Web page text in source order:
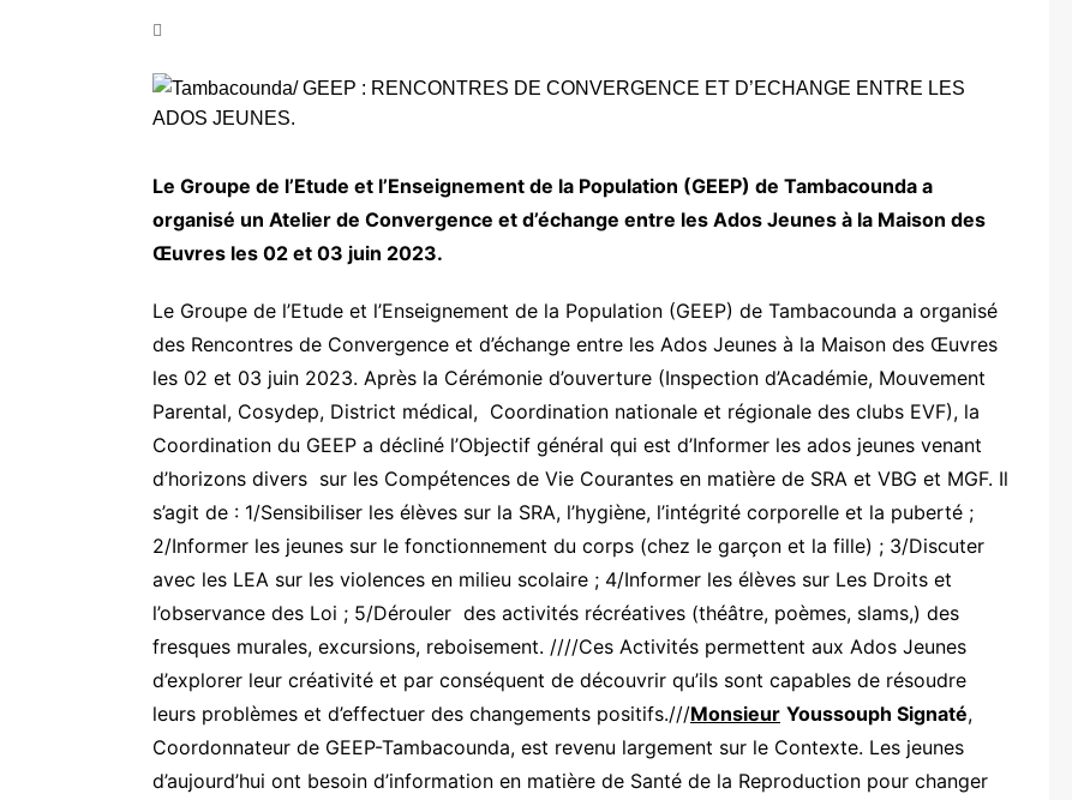
Le Groupe de l’Etude et l’Enseignement de la Population (GEEP) de Tambacounda a
organisé un Atelier de Convergence et d’échange entre les Ados Jeunes à la Maison des
Œuvres les 02 et 03 juin 2023.
Le Groupe de l’Etude et l’Enseignement de la Population (GEEP) de Tambacounda a organisé
des Rencontres de Convergence et d’échange entre les Ados Jeunes à la Maison des Œuvres
les 02 et 03 juin 2023. Après la Cérémonie d’ouverture (Inspection d’Académie, Mouvement
Parental, Cosydep, District médical, Coordination nationale et régionale des clubs EVF), la
Coordination du GEEP a décliné l’Objectif général qui est d’Informer les ados jeunes venant
d’horizons divers sur les Compétences de Vie Courantes en matière de SRA et VBG et MGF. Il
s’agit de : 1/Sensibiliser les élèves sur la SRA, l’hygiène, l’intégrité corporelle et la puberté ;
2/Informer les jeunes sur le fonctionnement du corps (chez le garçon et la fille) ; 3/Discuter
avec les LEA sur les violences en milieu scolaire ; 4/Informer les élèves sur Les Droits et
l’observance des Loi ; 5/Dérouler des activités récréatives (théâtre, poèmes, slams,) des
fresques murales, excursions, reboisement. ////Ces Activités permettent aux Ados Jeunes
d’explorer leur créativité et par conséquent de découvrir qu’ils sont capables de résoudre
leurs problèmes et d’effectuer des changements positifs.///Monsieur Youssouph Signaté,
Coordonnateur de GEEP-Tambacounda, est revenu largement sur le Contexte. Les jeunes
d’aujourd’hui ont besoin d’information en matière de Santé de la Reproduction pour changer